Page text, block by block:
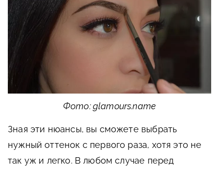
Фото: glamours.name
Зная эти нюансы, вы сможете выбрать
нужный оттенок с первого раза, хотя это не
так уж и легко. В любом случае перед